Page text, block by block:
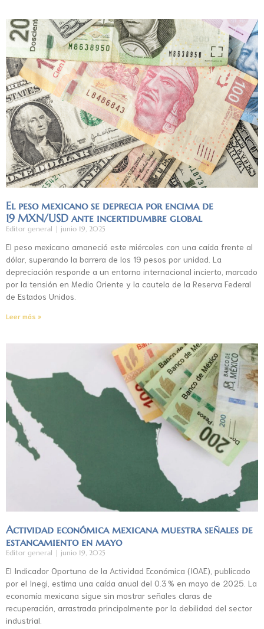
El peso mexicano se deprecia por encima de
19 MXN/USD ante incertidumbre global
Editor general junio 19, 2025
El peso mexicano amaneció este miércoles con una caída frente al
dólar, superando la barrera de los 19 pesos por unidad. La
depreciación responde a un entorno internacional incierto, marcado
por la tensión en Medio Oriente y la cautela de la Reserva Federal
de Estados Unidos.
Leer más »
Actividad económica mexicana muestra señales de
estancamiento en mayo
Editor general junio 19, 2025
El Indicador Oportuno de la Actividad Económica (IOAE), publicado
por el Inegi, estima una caída anual del 0.3 % en mayo de 2025. La
economía mexicana sigue sin mostrar señales claras de
recuperación, arrastrada principalmente por la debilidad del sector
industrial.